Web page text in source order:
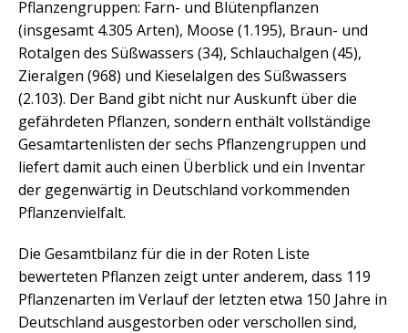
Pflanzengruppen: Farn- und Blütenpflanzen
(insgesamt 4.305 Arten), Moose (1.195), Braun- und
Rotalgen des Süßwassers (34), Schlauchalgen (45),
Zieralgen (968) und Kieselalgen des Süßwassers
(2.103). Der Band gibt nicht nur Auskunft über die
gefährdeten Pflanzen, sondern enthält vollständige
Gesamtartenlisten der sechs Pflanzengruppen und
liefert damit auch einen Überblick und ein Inventar
der gegenwärtig in Deutschland vorkommenden
Pflanzenvielfalt.
Die Gesamtbilanz für die in der Roten Liste
bewerteten Pflanzen zeigt unter anderem, dass 119
Pflanzenarten im Verlauf der letzten etwa 150 Jahre in
Deutschland ausgestorben oder verschollen sind,